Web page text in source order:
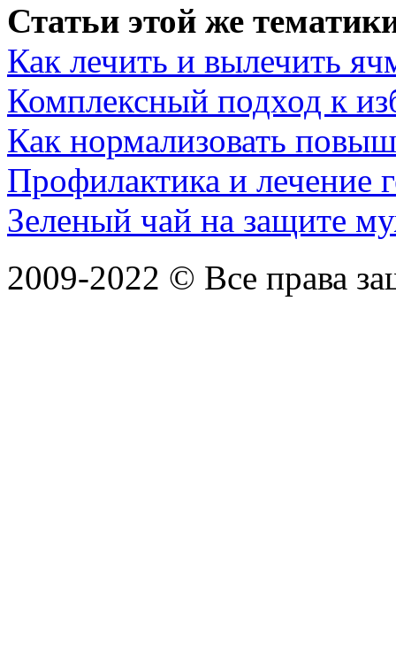
Статьи этой же
Как лечить и вылечить
Комплексный подход к
Как нормализовать
Профилактика и лечение
Зеленый чай на защите
2009-2022 © Все права